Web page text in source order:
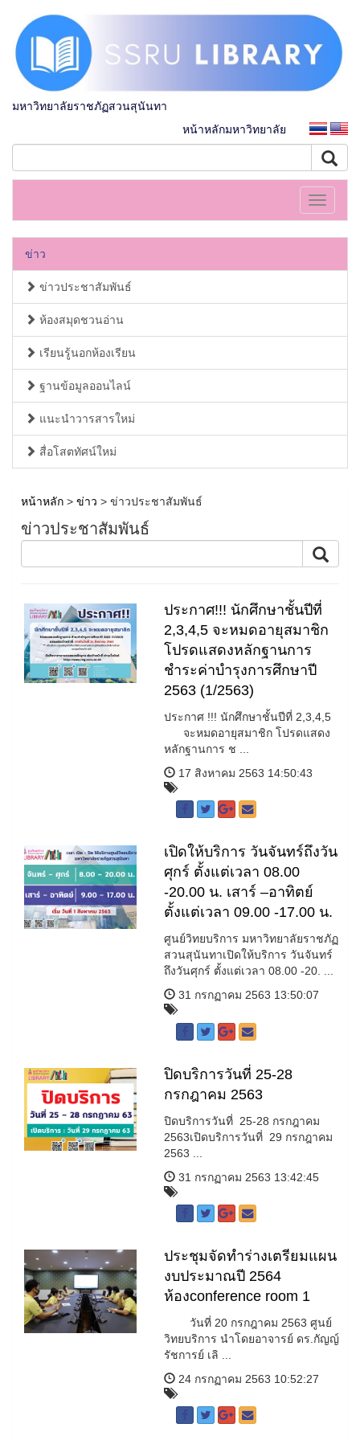
มหาวิทยาลัยราชภัฏสวนสุนันทา
หน้าหลักมหาวิทยาลัย
Toggle
ข่าว
ข่าวประชาสัมพันธ์
ห้องสมุดชวนอ่าน
เรียนรู้นอกห้องเรียน
ฐานข้อมูลออนไลน์
แนะนำวารสารใหม่
สื่อโสตทัศน์ใหม่
หน้าหลัก > ข่าว > ข่าวประชาสัมพันธ์
ข่าวประชาสัมพันธ์
ประกาศ!!! นักศึกษาชั้นปีที่
2,3,4,5 จะหมดอายุสมาชิก
โปรดแสดงหลักฐานการ
ชำระค่าบำรุงการศึกษาปี
2563 (1/2563)
ประกาศ !!! นักศึกษาชั้นปีที่ 2,3,4,5
จะหมดอายุสมาชิก โปรดแสดง
หลักฐานการ ช ...
17 สิงหาคม 2563 14:50:43
เปิดให้บริการ วันจันทร์ถึงวัน
ศุกร์ ตั้งแต่เวลา 08.00
-20.00 น. เสาร์ –อาทิตย์
ตั้งแต่เวลา 09.00 -17.00 น.
ศูนย์วิทยบริการ มหาวิทยาลัยราชภัฏ
สวนสุนันทาเปิดให้บริการ วันจันทร์
ถึงวันศุกร์ ตั้งแต่เวลา 08.00 -20. ...
31 กรกฏาคม 2563 13:50:07
ปิดบริการวันที่ 25-28
กรกฎาคม 2563
ปิดบริการวันที่ 25-28 กรกฎาคม
2563เปิดบริการวันที่ 29 กรกฎาคม
2563 ...
31 กรกฏาคม 2563 13:42:45
ประชุมจัดทำร่างเตรียมแผน
งบประมาณปี 2564
ห้องconference room 1
วันที่ 20 กรกฎาคม 2563 ศูนย์
วิทยบริการ นำโดยอาจารย์ ดร.กัญญ์
รัชการย์ เลิ ...
24 กรกฏาคม 2563 10:52:27